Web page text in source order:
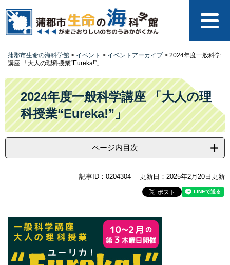
の
す
。
ー
し
て
本
文
へ
蒲郡市生命の海科学館 > イベント > イベントアーカイブ > 2024年度一般科学
講座 「大人の理科授業“Eureka!”」
本
文
2024年度一般科学講座 「大人の理
科授業“Eureka!”」
ページ内目次
記事ID：0204304 更新日：2025年2月20日更新